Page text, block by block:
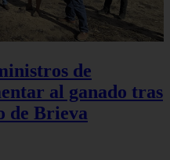
de
al ganado tras
de Brieva